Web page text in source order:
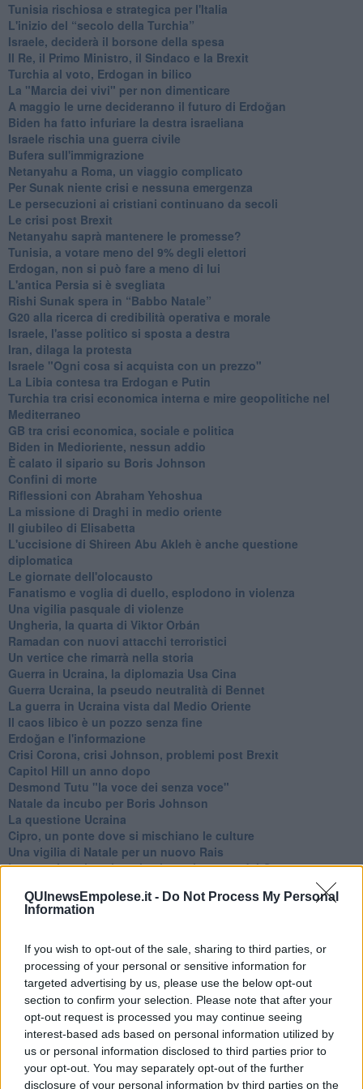
QUInewsEmpolese.it - Do Not Process My Personal
Information
If you wish to opt-out of the sale, sharing to third parties, or
processing of your personal or sensitive information for
targeted advertising by us, please use the below opt-out
section to confirm your selection. Please note that after your
opt-out request is processed you may continue seeing
interest-based ads based on personal information utilized by
us or personal information disclosed to third parties prior to
your opt-out. You may separately opt-out of the further
disclosure of your personal information by third parties on the
Tunisia rischiosa e strategica per l'Italia
L'inizio del “secolo della Turchia”
Israele, deciderà il borsone della spesa
Il Re, il Primo Ministro, il Sindaco e la Brexit
Turchia al voto, Erdogan in bilico
La "Marcia dei vivi" per non dimenticare
A maggio le urne decideranno il futuro di Erdoğan
Biden ha fatto infuriare la destra israeliana
Israele rischia una guerra civile
Bufera sull'immigrazione
Netanyahu a Roma, un viaggio complicato
Per Sunak niente crisi e nessuna emergenza
Le persecuzioni ai cristiani continuano da secoli
Le crisi post Brexit
Netanyahu saprà mantenere le promesse?
Tunisia, a votare meno del 9% degli elettori
Erdogan, non si può fare a meno di lui
L'antica Persia si è svegliata
Rishi Sunak spera in “Babbo Natale”
G20 alla ricerca di credibilità operativa e morale
Israele, l'asse politico si sposta a destra
Iran, dilaga la protesta
Israele "Ogni cosa si acquista con un prezzo"
La Libia contesa tra Erdogan e Putin
Turchia tra crisi economica interna e mire geopolitiche nel
Mediterraneo
GB tra crisi economica, sociale e politica
Biden in Medioriente, nessun addio
È calato il sipario su Boris Johnson
Confini di morte
Riflessioni con Abraham Yehoshua
La missione di Draghi in medio oriente
Il giubileo di Elisabetta
L'uccisione di Shireen Abu Akleh è anche questione
diplomatica
Le giornate dell'olocausto
Fanatismo e voglia di duello, esplodono in violenza
Una vigilia pasquale di violenze
Ungheria, la quarta di Viktor Orbán
Ramadan con nuovi attacchi terroristici
Un vertice che rimarrà nella storia
Guerra in Ucraina, la diplomazia Usa Cina
Guerra Ucraina, la pseudo neutralità di Bennet
La guerra in Ucraina vista dal Medio Oriente
​Il caos libico è un pozzo senza fine
Erdoğan e l'informazione
Crisi Corona, crisi Johnson, problemi post Brexit
Capitol Hill un anno dopo
Desmond Tutu "la voce dei senza voce"
Natale da incubo per Boris Johnson
La questione Ucraina
Cipro, un ponte dove si mischiano le culture
Una vigilia di Natale per un nuovo Rais
La questione israelo-palestinese ignorata dal G20
Libano, collasso economico e guerra civile
Johnson, da Trump a Biden alla Brexit
Biden, primo presidente USA non in guerra
Papa Bergoglio vedrà Viktor Orbán
Bennet, un giorno in attesa di Biden
Il ritorno dei talebani
​La lenta agonia del Libano
Sudafrica, è allarme alimentare
Usa di nuovo al centro della geopolitica internazionale
L’appuntamento di Israele con il cambiamento
La farsa delle elezioni in Siria